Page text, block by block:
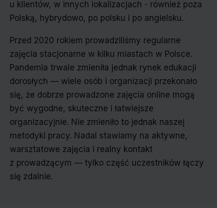
u klientów, w innych lokalizacjach - również poza
Polską, hybrydowo, po polsku i po angielsku.
Przed 2020 rokiem prowadziliśmy regularne
zajęcia stacjonarne w kilku miastach w Polsce.
Pandemia trwale zmieniła jednak rynek edukacji
dorosłych — wiele osób i organizacji przekonało
się, że dobrze prowadzone zajęcia online mogą
być wygodne, skuteczne i łatwiejsze
organizacyjnie. Nie zmieniło to jednak naszej
metodyki pracy. Nadal stawiamy na aktywne,
warsztatowe zajęcia i realny kontakt
z prowadzącym — tylko część uczestników łączy
się zdalnie.